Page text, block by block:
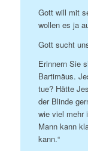
Gott will mit
wollen es ja
Gott sucht
Erinnern Sie
Bartimäus.
tue? Hätte
der Blinde
wie viel mehr
Mann kann
kann.“